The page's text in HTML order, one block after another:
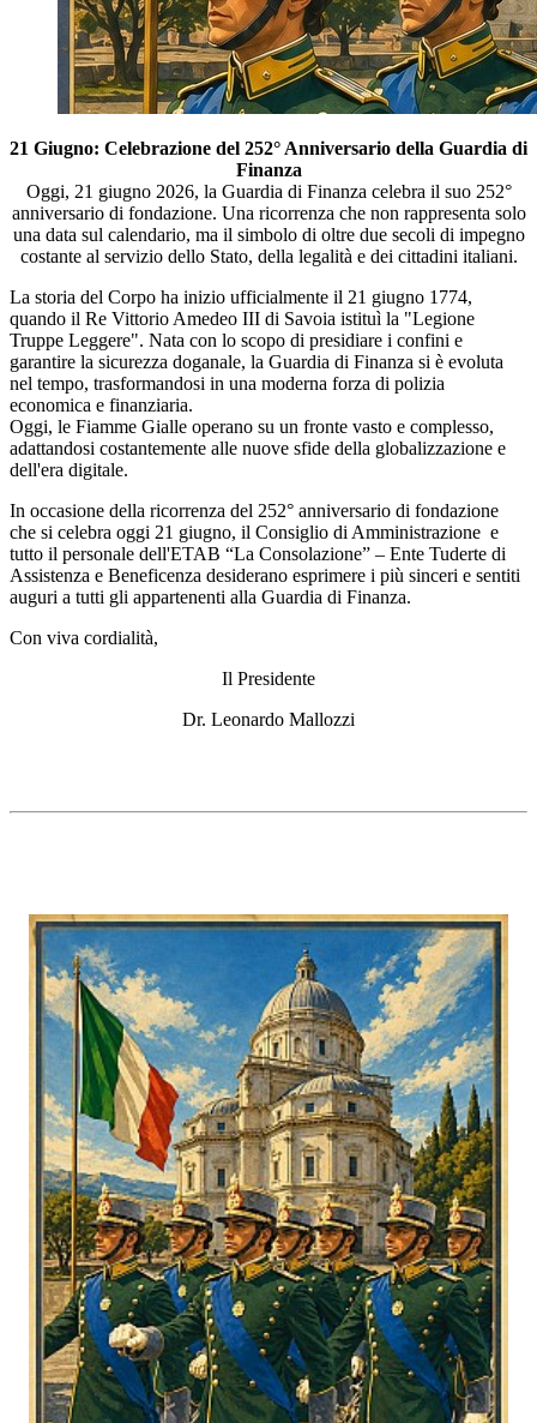
21 Giugno: Celebrazione del 252° Anniversario della Guardia di
Finanza
Oggi, 21 giugno 2026, la Guardia di Finanza celebra il suo 252°
anniversario di fondazione. Una ricorrenza che non rappresenta solo
una data sul calendario, ma il simbolo di oltre due secoli di impegno
costante al servizio dello Stato, della legalità e dei cittadini italiani.
La storia del Corpo ha inizio ufficialmente il 21 giugno 1774,
quando il Re Vittorio Amedeo III di Savoia istituì la "Legione
Truppe Leggere". Nata con lo scopo di presidiare i confini e
garantire la sicurezza doganale, la Guardia di Finanza si è evoluta
nel tempo, trasformandosi in una moderna forza di polizia
economica e finanziaria.
Oggi, le Fiamme Gialle operano su un fronte vasto e complesso,
adattandosi costantemente alle nuove sfide della globalizzazione e
dell'era digitale.
In occasione della ricorrenza del 252° anniversario di fondazione
che si celebra oggi 21 giugno, il Consiglio di Amministrazione e
tutto il personale dell'ETAB “La Consolazione” – Ente Tuderte di
Assistenza e Beneficenza desiderano esprimere i più sinceri e sentiti
auguri a tutti gli appartenenti alla Guardia di Finanza.
Con viva cordialità,
Il Presidente
Dr. Leonardo Mallozzi